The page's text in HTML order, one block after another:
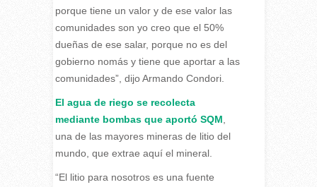
porque tiene un valor y de ese valor las
comunidades son yo creo que el 50%
dueñas de ese salar, porque no es del
gobierno nomás y tiene que aportar a las
comunidades”, dijo Armando Condori.
El agua de riego se recolecta
mediante bombas que aportó SQM
una de las mayores mineras de litio del
mundo, que extrae aquí el mineral.
“El litio para nosotros es una fuente